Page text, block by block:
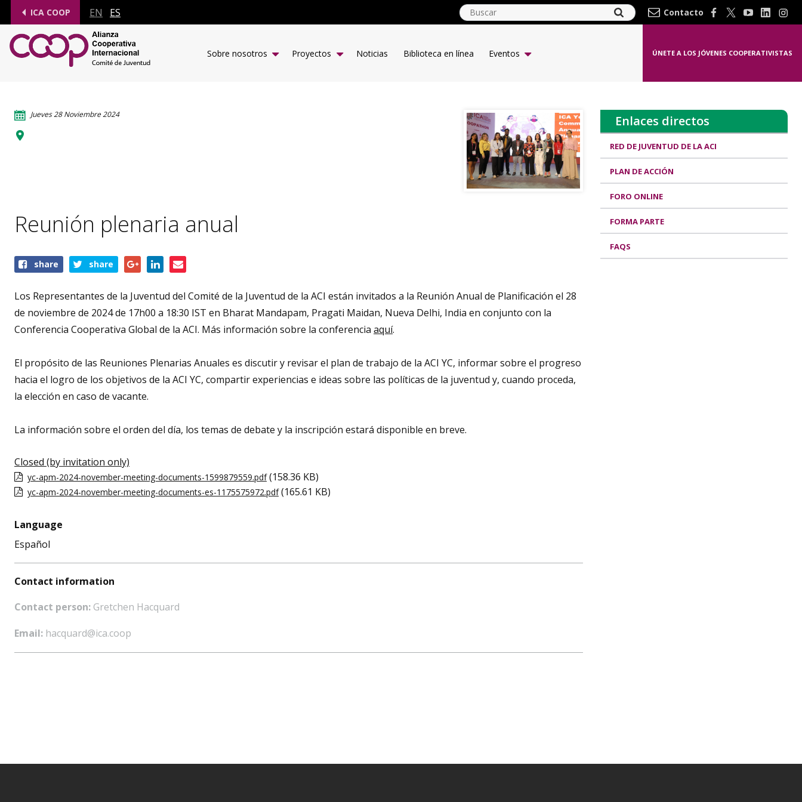
ICA COOP EN ES Contacto
Sobre nosotros Proyectos Noticias Biblioteca en línea Eventos ÚNETE A LOS JÓVENES COOPERATIVISTAS
Jueves 28 Noviembre 2024
Reunión plenaria anual
Share
event
share share
Los Representantes de la Juventud del Comité de la Juventud de la ACI están invitados a la Reunión Anual de Planificación el 28
de noviembre de 2024 de 17h00 a 18:30 IST en Bharat Mandapam, Pragati Maidan, Nueva Delhi, India en conjunto con la
Conferencia Cooperativa Global de la ACI. Más información sobre la conferencia aquí.
El propósito de las Reuniones Plenarias Anuales es discutir y revisar el plan de trabajo de la ACI YC, informar sobre el progreso
hacia el logro de los objetivos de la ACI YC, compartir experiencias e ideas sobre las políticas de la juventud y, cuando proceda,
la elección en caso de vacante.
La información sobre el orden del día, los temas de debate y la inscripción estará disponible en breve.
Closed (by invitation only)
yc-apm-2024-november-meeting-documents-1599879559.pdf (158.36 KB)
yc-apm-2024-november-meeting-documents-es-1175575972.pdf (165.61 KB)
Language
Español
Contact information
Contact person: Gretchen Hacquard
Email: hacquard@ica.coop
Enlaces directos
RED DE JUVENTUD DE LA ACI
PLAN DE ACCIÓN
FORO ONLINE
FORMA PARTE
FAQS